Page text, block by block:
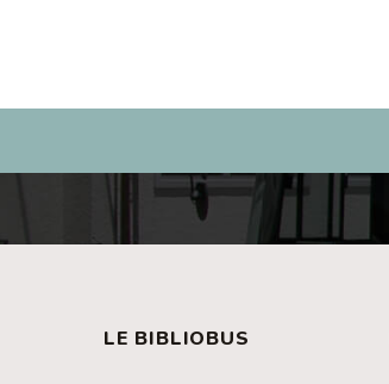
LE BIBLIOBUS